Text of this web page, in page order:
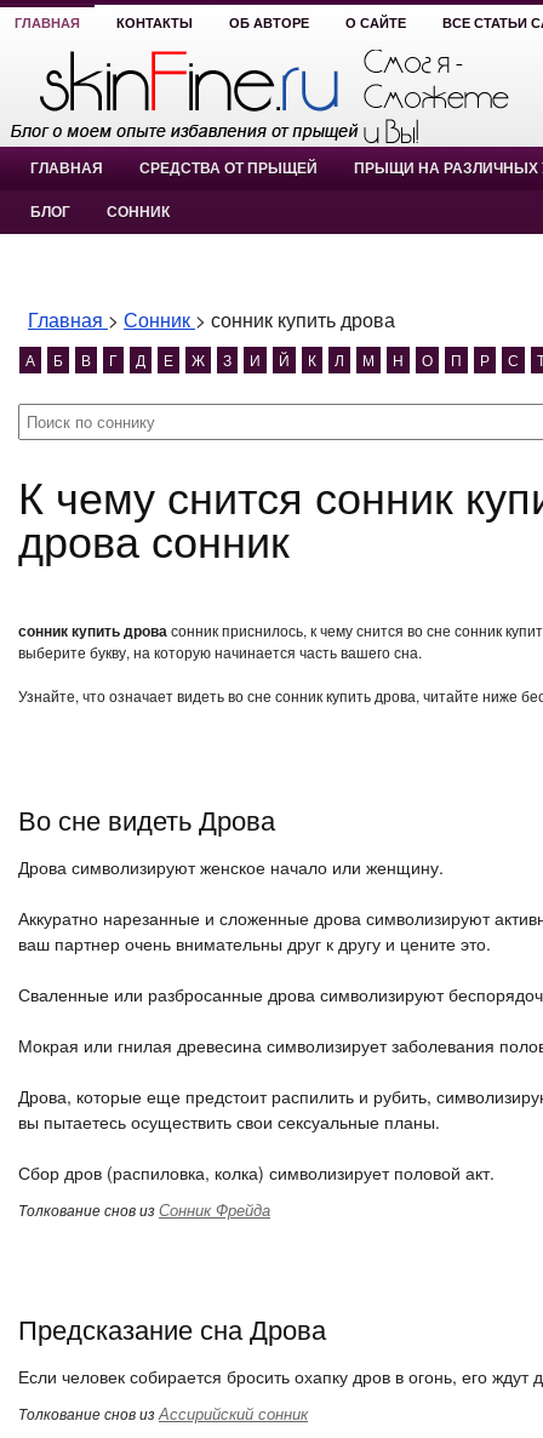
ГЛАВНАЯ КОНТАКТЫ ОБ АВТОРЕ О САЙТЕ ВСЕ СТАТЬИ
ГЛАВНАЯ СРЕДСТВА ОТ ПРЫЩЕЙ ПРЫЩИ НА РАЗЛИЧНЫХ
БЛОГ СОННИК
Главная > Сонник > сонник купить дрова
А Б В Г Д Е Ж З И Й К Л М Н О П Р С
К чему снится сонник купить дрова? сонник купить
дрова сонник
сонник купить дровасонник приснилось, к чему снится во сне сонник
выберите букву, на которую начинается часть вашего сна.
Узнайте, что означает видеть во сне сонник купить дрова, читайте ниже
Во сне видеть Дрова
Дрова символизируют женское начало или женщину.
Аккуратно нарезанные и сложенные дрова символизируют
ваш партнер очень внимательны друг к другу и цените это.
Сваленные или разбросанные дрова символизируют
Мокрая или гнилая древесина символизирует заболевания
Дрова, которые еще предстоит распилить и рубить,
вы пытаетесь осуществить свои сексуальные планы.
Сбор дров (распиловка, колка) символизирует половой акт.
Толкование снов изСонник Фрейда
Предсказание сна Дрова
Если человек собирается бросить охапку дров в огонь, его ждут
Толкование снов изАссирийский сонник